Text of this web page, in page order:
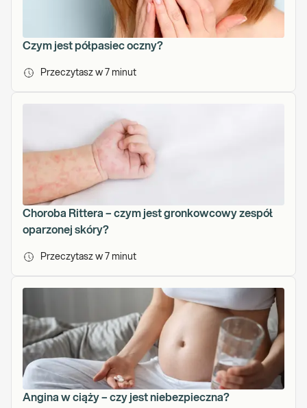
Czym jest półpasiec oczny?
Przeczytasz w 7 minut
Choroba Rittera – czym jest gronkowcowy zespół
oparzonej skóry?
Przeczytasz w 7 minut
Angina w ciąży – czy jest niebezpieczna?